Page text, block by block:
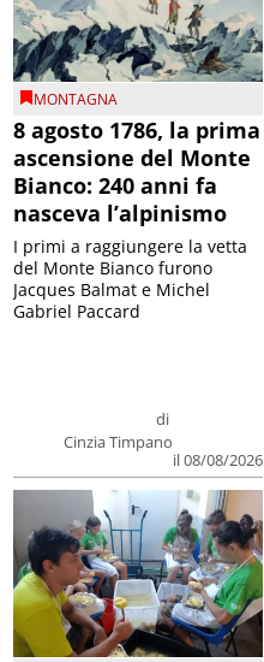
MONTAGNA
8 agosto 1786, la prima
ascensione del Monte
Bianco: 240 anni fa
nasceva l’alpinismo
di
Cinzia Timpano
il 08/08/2026
I primi a raggiungere la vetta
del Monte Bianco furono
Jacques Balmat e Michel
Gabriel Paccard